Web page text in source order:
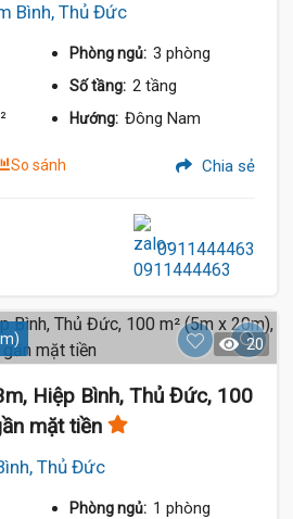
Bình, Thủ Đức
Phòng ngủ: 3 phòng
Số tầng: 2 tầng
Hướng: Đông Nam
So sánh Chia sẻ
0911444463
20
Hiệp Bình, Thủ Đức, 100
mặt tiền
Thủ Đức
Phòng ngủ: 1 phòng